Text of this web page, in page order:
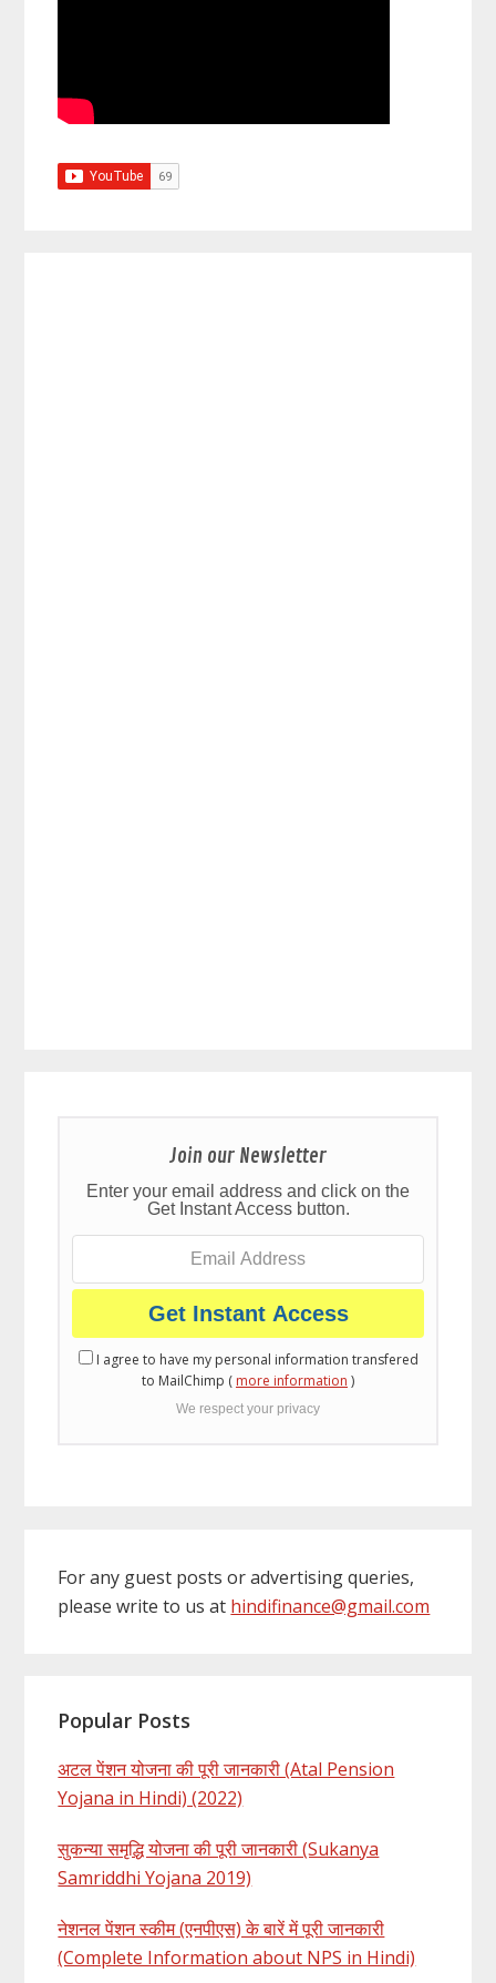
Join our Newsletter
Enter your email address and click on the
Get Instant Access button.
I agree to have my personal information transfered
to MailChimp ( more information )
We respect your privacy
For any guest posts or advertising queries,
please write to us at hindifinance@gmail.com
Popular Posts
अटल पेंशन योजना की पूरी जानकारी (Atal Pension
Yojana in Hindi) (2022)
सुकन्या समृद्धि योजना की पूरी जानकारी (Sukanya
Samriddhi Yojana 2019)
नेशनल पेंशन स्कीम (एनपीएस) के बारें में पूरी जानकारी
(Complete Information about NPS in Hindi)